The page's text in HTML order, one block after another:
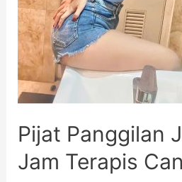
Pijat Panggilan
Jam Terapis